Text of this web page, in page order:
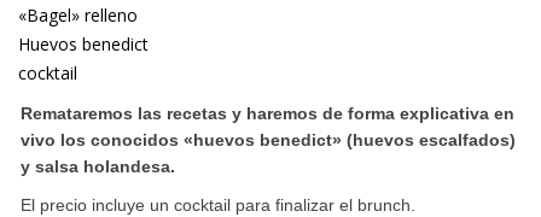
«Bagel» relleno
Huevos benedict
cocktail
Remataremos las recetas y haremos de forma explicativa en
vivo los conocidos «huevos benedict» (huevos escalfados)
y salsa holandesa.
El precio incluye un cocktail para finalizar el brunch.